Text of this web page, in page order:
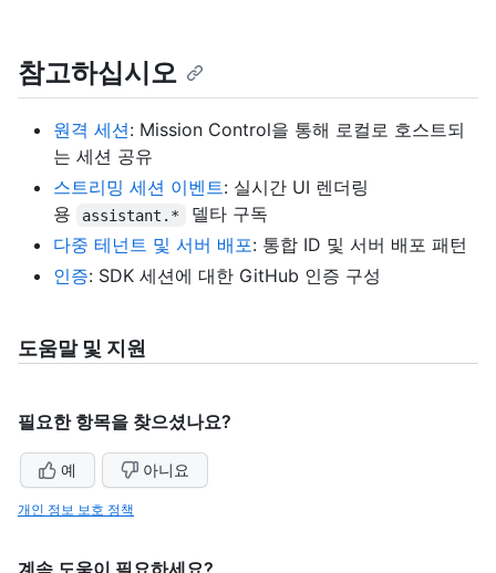
참고하십시오
원격 세션: Mission Control을 통해 로컬로 호스트되
는 세션 공유
스트리밍 세션 이벤트: 실시간 UI 렌더링
용
assistant.*
델타 구독
다중 테넌트 및 서버 배포: 통합 ID 및 서버 배포 패턴
인증: SDK 세션에 대한 GitHub 인증 구성
도움말 및 지원
필요한 항목을 찾으셨나요?
예 아니요
개인 정보 보호 정책